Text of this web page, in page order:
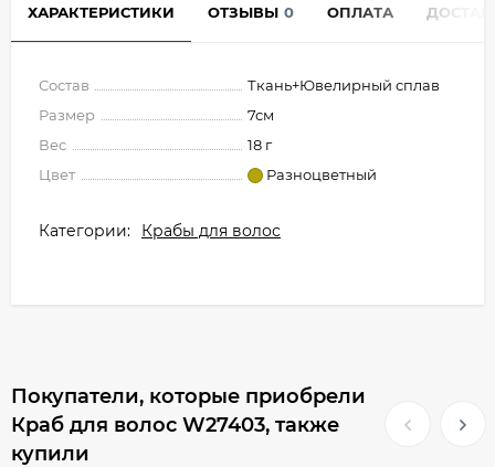
ХАРАКТЕРИСТИКИ ОТЗЫВЫ 0 ОПЛАТА
Состав
Ткань+Ювелирный сплав
Размер
7см
Вес
18 г
Цвет
Разноцветный
Категории: Крабы для волос
Покупатели, которые приобрели
Краб для волос W27403, также
купили